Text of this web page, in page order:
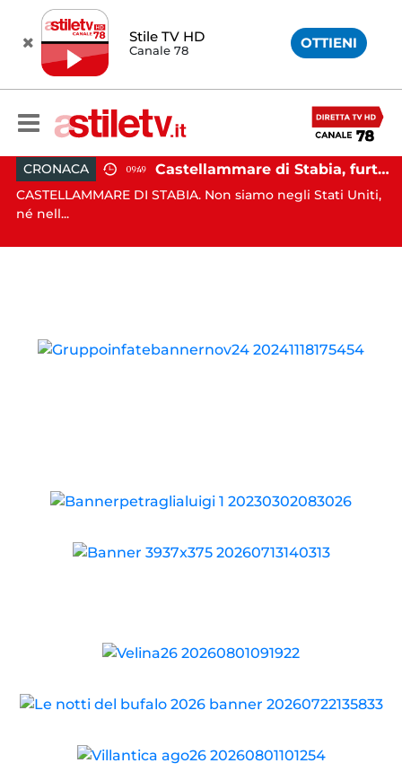
Stile TV HD
Canale 78 OTTIENI
CRONACA 09:49 Castellammare di Stabia, furto dal parrucchiere con cappuccio bianco e machete: 53enne in manette
CASTELLAMMARE DI STABIA. Non siamo negli Stati Uniti,
né nell...